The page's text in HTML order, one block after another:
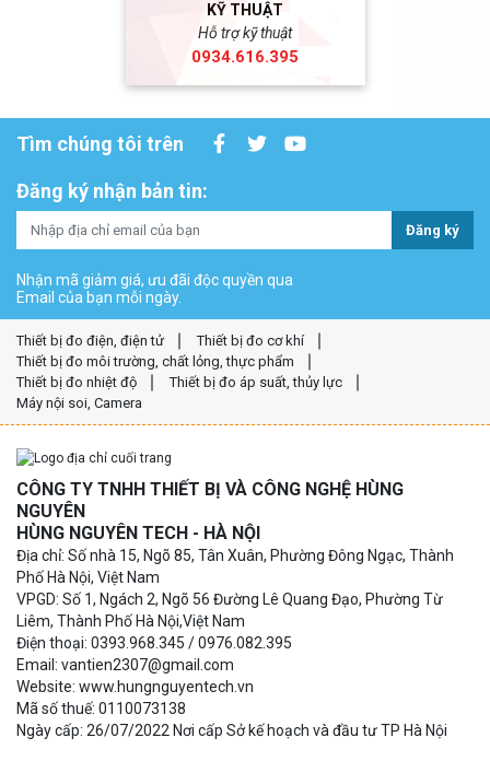
KỸ THUẬT
Hỗ trợ kỹ thuật
0934.616.395
Tìm chúng tôi trên
Đăng ký nhận bản tin:
Đăng ký
Nhận mã giảm giá, ưu đãi độc quyền qua
Email của bạn mỗi ngày.
Thiết bị đo điện, điện tử
Thiết bị đo cơ khí
Thiết bị đo môi trường, chất lỏng, thực phẩm
Thiết bị đo nhiệt độ
Thiết bị đo áp suất, thủy lực
Máy nội soi, Camera
CÔNG TY TNHH THIẾT BỊ VÀ CÔNG NGHỆ HÙNG
NGUYÊN
HÙNG NGUYÊN TECH - HÀ NỘI
Địa chỉ: Số nhà 15, Ngõ 85, Tân Xuân, Phường Đông Ngạc, Thành
Phố Hà Nội, Việt Nam
VPGD: Số 1, Ngách 2, Ngõ 56 Đường Lê Quang Đạo, Phường Từ
Liêm, Thành Phố Hà Nội,Việt Nam
Điện thoại: 0393.968.345 / 0976.082.395
Email: vantien2307@gmail.com
Website: www.hungnguyentech.vn
Mã số thuế: 0110073138
Ngày cấp: 26/07/2022 Nơi cấp Sở kế hoạch và đầu tư TP Hà Nội